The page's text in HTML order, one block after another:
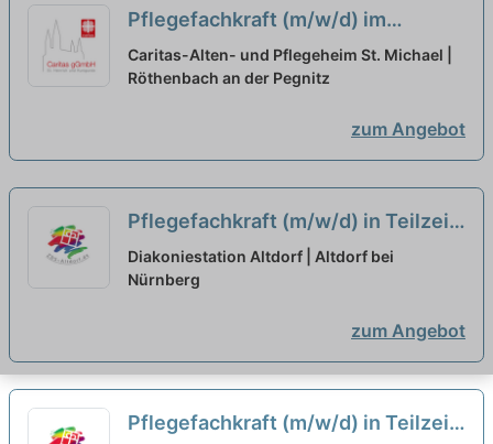
Pflegefachkraft (m/w/d) im
Frühdienst in Teilzeit - Zusammen
einfach gut pflegen!
Caritas-Alten- und Pflegeheim St. Michael |
Röthenbach an der Pegnitz
zum Angebot
Pflegefachkraft (m/w/d) in Teilzeit
(max. 30 Stunden/Woche) -
Herzlich willkommen!
Diakoniestation Altdorf | Altdorf bei
Nürnberg
zum Angebot
Pflegefachkraft (m/w/d) in Teilzeit